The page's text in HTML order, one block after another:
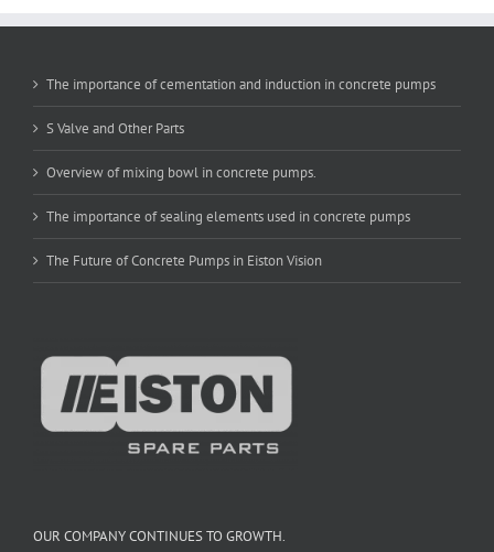
The importance of cementation and induction in concrete pumps
S Valve and Other Parts
Overview of mixing bowl in concrete pumps.
The importance of sealing elements used in concrete pumps
The Future of Concrete Pumps in Eiston Vision
OUR COMPANY CONTINUES TO GROWTH.